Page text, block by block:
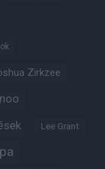
Zirkzee
Lee Grant